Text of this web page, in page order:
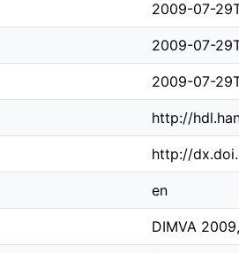
2009-07-
2009-07-
2009-07-
http://
http://
en
DIMVA